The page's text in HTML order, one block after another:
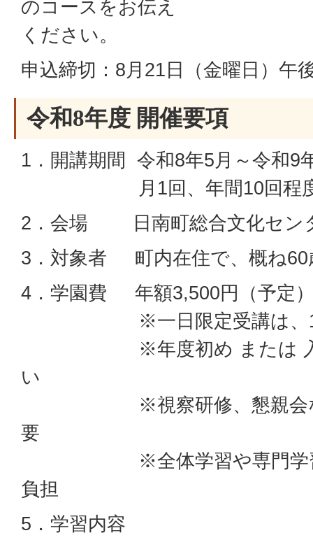
のコースをお伝え
ください。
申込締切：8月21日（金曜日）午
令和8年度 開催要項
1．開講期間 令和8年5月～令和9
月1回、年間10回程度
2．会場 日南町総合文化セン
3．対象者 町内在住で、概ね60
4．学園費 年額3,500円（予定
※一日限定受講は、1
※年度初め または 入園
い
※視察研修、懇親会など
要
※全体学習や専門学習で
負担
5．学習内容